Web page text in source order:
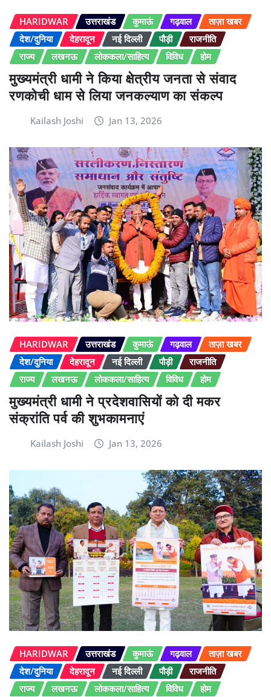
HARIDWAR उत्तराखंड कुमाऊं गढ़वाल
ताज़ा खबर
देश/दुनिया
देहरादून नई दिल्ली पौड़ी
राजनीति
राज्य
लखनऊ लोककला/साहित्य विविध होम
मुख्यमंत्री धामी ने किया क्षेत्रीय जनता से संवाद
रणकोची धाम से लिया जनकल्याण का संकल्प
Kailash Joshi Jan 13, 2026
HARIDWAR उत्तराखंड कुमाऊं गढ़वाल
ताज़ा खबर
देश/दुनिया
देहरादून नई दिल्ली पौड़ी
राजनीति
राज्य
लखनऊ लोककला/साहित्य विविध होम
मुख्यमंत्री धामी ने प्रदेशवासियों को दी मकर
संक्रांति पर्व की शुभकामनाएं
Kailash Joshi Jan 13, 2026
HARIDWAR उत्तराखंड कुमाऊं गढ़वाल
ताज़ा खबर
देश/दुनिया
देहरादून नई दिल्ली पौड़ी
राजनीति
राज्य
लखनऊ लोककला/साहित्य विविध होम